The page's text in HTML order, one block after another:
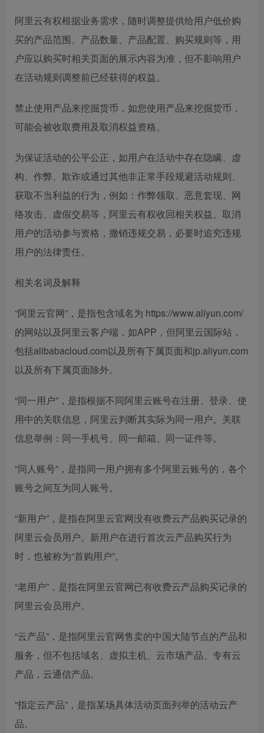
阿里云有权根据业务需求，随时调整提供给用户低价购
买的产品范围、产品数量、产品配置、购买规则等，用
户应以购买时相关页面的展示内容为准，但不影响用户
在活动规则调整前已经获得的权益。
禁止使用产品来挖掘货币，如您使用产品来挖掘货币，
可能会被收取费用及取消权益资格。
为保证活动的公平公正，如用户在活动中存在隐瞒、虚
构、作弊、欺诈或通过其他非正常手段规避活动规则、
获取不当利益的行为，例如：作弊领取、恶意套现、网
络攻击、虚假交易等，阿里云有权收回相关权益、取消
用户的活动参与资格，撤销违规交易，必要时追究违规
用户的法律责任。
相关名词及解释
“阿里云官网”，是指包含域名为 https://www.aliyun.com/
的网站以及阿里云客户端，如APP，但阿里云国际站，
包括alibabacloud.com以及所有下属页面和jp.aliyun.com
以及所有下属页面除外。
“同一用户”，是指根据不同阿里云账号在注册、登录、使
用中的关联信息，阿里云判断其实际为同一用户。关联
信息举例：同一手机号、同一邮箱、同一证件等。
“同人账号”，是指同一用户拥有多个阿里云账号的，各个
账号之间互为同人账号。
“新用户”，是指在阿里云官网没有收费云产品购买记录的
阿里云会员用户。新用户在进行首次云产品购买行为
时，也被称为“首购用户”。
“老用户”，是指在阿里云官网已有收费云产品购买记录的
阿里云会员用户。
“云产品”，是指阿里云官网售卖的中国大陆节点的产品和
服务，但不包括域名、虚拟主机、云市场产品、专有云
产品，云通信产品。
“指定云产品”，是指某场具体活动页面列举的活动云产
品。